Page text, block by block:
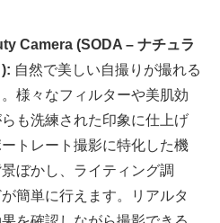
Camera (SODA – ナチュラ
自然で美しい自撮りが撮れる
様々なフィルターや美肌効
も洗練された印象に仕上げ
トレート撮影に特化した機
ぼかし、ライティング調
簡単に行えます。リアルタ